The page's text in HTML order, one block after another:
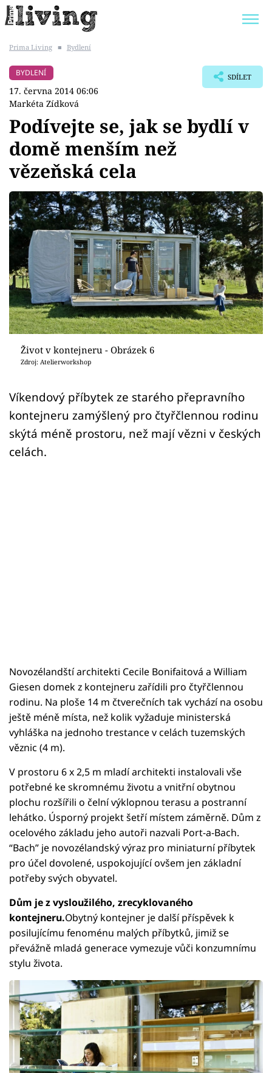
BYDLENÍ SLAVNÝCH
Témata
Bydlení
Zahrada
Design
Sledujte prima+
Přihlášení
Sledujte nás
Prima Living ■ Bydlení
BYDLENÍ
17. června 2014 06:06
Markéta Zídková
SDÍLET
Podívejte se, jak se bydlí v
domě menším než
vězeňská cela
Život v kontejneru - Obrázek 6
Zdroj: Atelierworkshop
Víkendový příbytek ze starého přepravního
kontejneru zamýšlený pro čtyřčlennou rodinu
skýtá méně prostoru, než mají vězni v českých
celách.
Novozélandští architekti Cecile Bonifaitová a William
Giesen domek z kontejneru zařídili pro čtyřčlennou
rodinu. Na ploše 14 m čtverečních tak vychází na osobu
ještě méně místa, než kolik vyžaduje ministerská
vyhláška na jednoho trestance v celách tuzemských
věznic (4 m).
V prostoru 6 x 2,5 m mladí architekti instalovali vše
potřebné ke skromnému životu a vnitřní obytnou
plochu rozšířili o čelní výklopnou terasu a postranní
lehátko. Úsporný projekt šetří místem záměrně. Dům z
ocelového základu jeho autoři nazvali Port-a-Bach.
“Bach” je novozélandský výraz pro miniaturní příbytek
pro účel dovolené, uspokojující ovšem jen základní
potřeby svých obyvatel.
Dům je z vysloužilého, zrecyklovaného
kontejneru.Obytný kontejner je další příspěvek k
posilujícímu fenoménu malých příbytků, jimiž se
převážně mladá generace vymezuje vůči konzumnímu
stylu života.